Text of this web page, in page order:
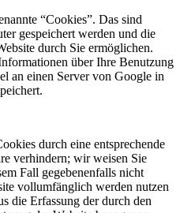
“Cookies”. Das sind
gespeichert werden und die
durch Sie ermöglichen.
über Ihre Benutzung
an einen Server von Google in
durch eine entsprechende
verhindern; wir weisen Sie
Fall gegebenenfalls nicht
vollumfänglich werden nutzen
die Erfassung der durch den